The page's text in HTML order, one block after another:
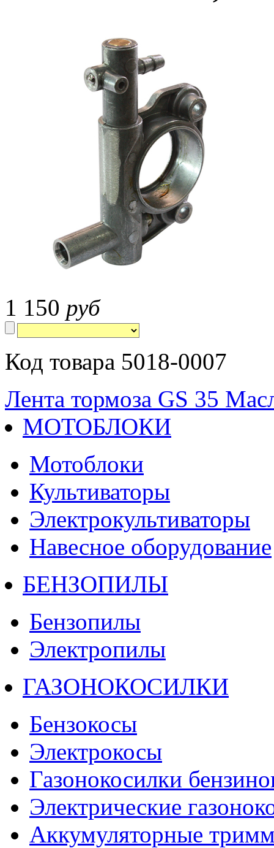
1 150 руб
Код товара 5018-0007
Лента тормоза GS 35
МОТОБЛОКИ
Мотоблоки
Культиваторы
Электрокультиваторы
Навесное оборудование
БЕНЗОПИЛЫ
Бензопилы
Электропилы
ГАЗОНОКОСИЛКИ
Бензокосы
Электрокосы
Газонокосилки
Электрические
Аккумуляторные